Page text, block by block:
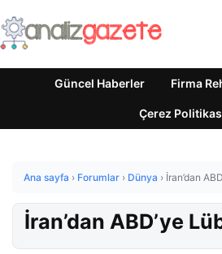
Güncel Haberler Firma
Çerez
Ana sayfa › Forumlar › Dünya › İran’dan
İran’dan ABD’ye